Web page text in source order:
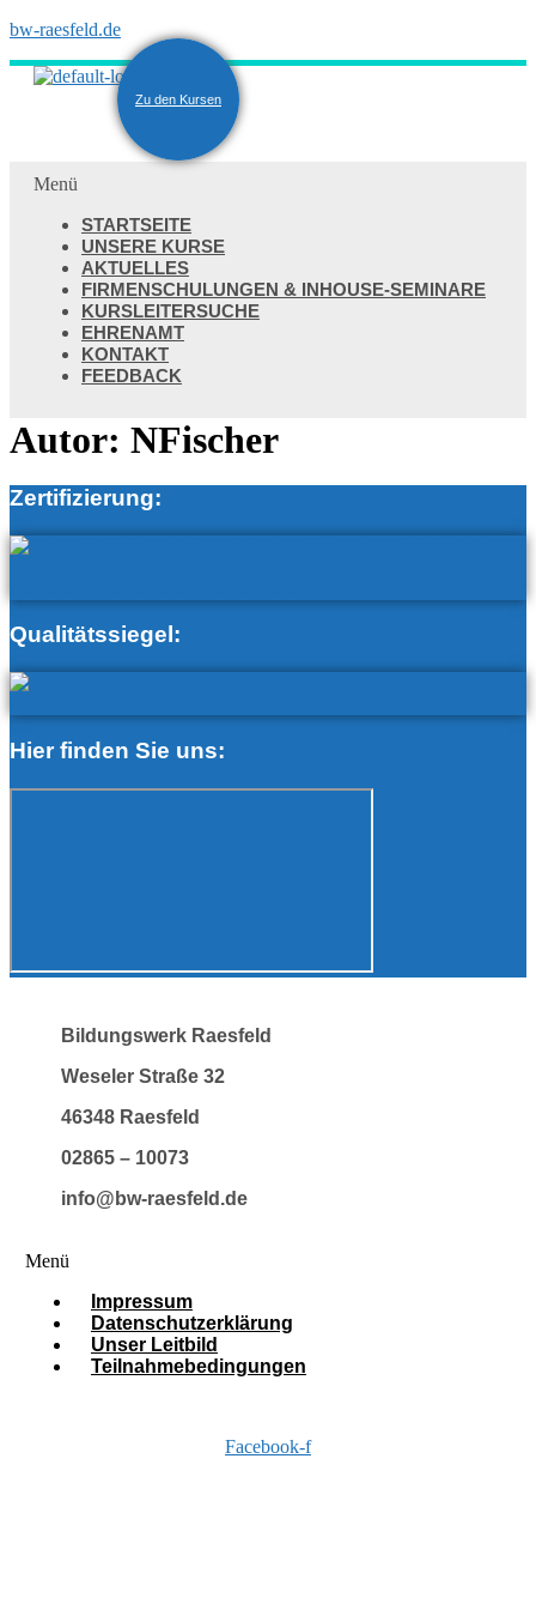
bw-raesfeld.de
Zu den Kursen
Menü
STARTSEITE
UNSERE KURSE
AKTUELLES
FIRMENSCHULUNGEN & INHOUSE-SEMINARE
KURSLEITERSUCHE
EHRENAMT
KONTAKT
FEEDBACK
Autor: NFischer
Zertifizierung:
Qualitätssiegel:
Hier finden Sie uns:
Bildungswerk Raesfeld
Weseler Straße 32
46348 Raesfeld
02865 – 10073
info@bw-raesfeld.de
Menü
Impressum
Datenschutzerklärung
Unser Leitbild
Teilnahmebedingungen
Facebook-f